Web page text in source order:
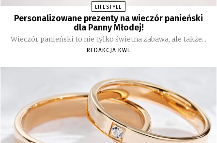
LIFESTYLE
Personalizowane prezenty na wieczór panieński
dla Panny Młodej!
Wieczór panieński to nie tylko świetna zabawa, ale także...
REDAKCJA KWL